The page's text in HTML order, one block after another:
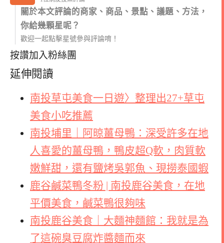
關於本文評論的商家、商品、景點、議題、方法，
你給幾顆星呢？
歡迎一起點擊星號參與評論唷！
按讚加入粉絲團
延伸閱讀
南投草屯美食一日遊〉整理出27+草屯
美食小吃推薦
南投埔里｜阿晾薑母鴨：深受許多在地
人喜愛的薑母鴨，鴨皮超Q軟，肉質軟
嫩鮮甜，還有鹽烤吳郭魚、現撈泰國蝦
鹿谷鹹菜鴨冬粉 | 南投鹿谷美食，在地
平價美食，鹹菜鴨很夠味
南投鹿谷美食｜大麵神麵館：我就是為
了這碗臭豆腐炸醬麵而來